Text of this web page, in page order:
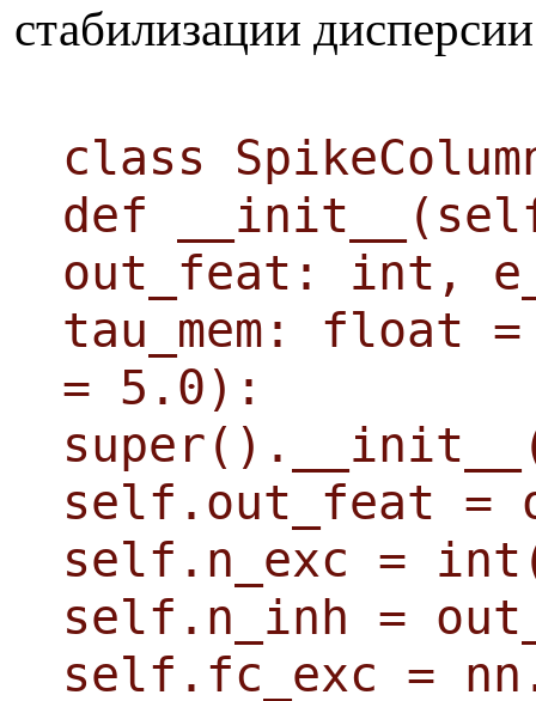
стабилизации
class
def
out_feat: int,
tau_mem: float
= 5.0):
self.out_feat =
self.n_exc =
self.n_inh =
self.fc_exc =